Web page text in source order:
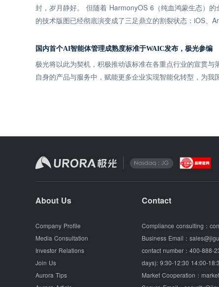
封，岁月静好。 但随着 HarmonyOS 6（纯血鸿蒙生态）
的技术版图已经彻底演变成了三足鼎立的割裂状态：iOS、
国内首个AI智能体管理成熟度标准于WAIC发布，极光参编
极光将以此为契机，积极推动该标准在各重点行业的宣贯
自身的产品与服务中，赋能更多企业实现智能化转型，为我
About Us
Company Profile
Media Consultation
Investor Relations
Join Us
Aurora Tips
Contact
Compliance consulting：
Business Email：
contact number： 400-888-
days): 9:30-12:30 14:00-
Market Cooperation：